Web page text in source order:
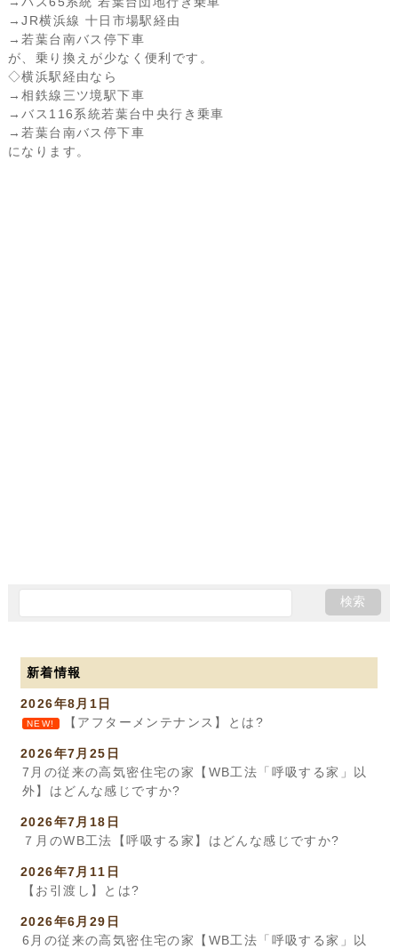
→JR横浜線 十日市場駅経由
→若葉台南バス停下車
が、乗り換えが少なく便利です。
◇横浜駅経由なら
→相鉄線三ツ境駅下車
→バス116系統若葉台中央行き乗車
→若葉台南バス停下車
になります。
新着情報
2026年8月1日
NEW! 【アフターメンテナンス】とは?
2026年7月25日
7月の従来の高気密住宅の家【WB工法「呼吸する家」以
外】はどんな感じですか?
2026年7月18日
７月のWB工法【呼吸する家】はどんな感じですか?
2026年7月11日
【お引渡し】とは?
2026年6月29日
6月の従来の高気密住宅の家【WB工法「呼吸する家」以